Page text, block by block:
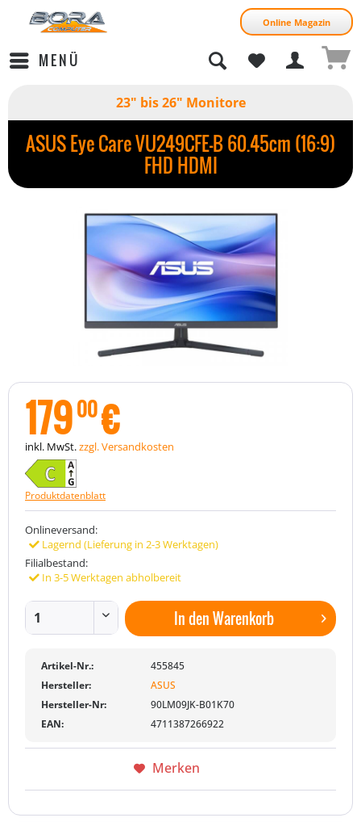
Online Magazin
MENÜ
23" bis 26" Monitore
ASUS Eye Care VU249CFE-B 60.45cm (16:9)
FHD HDMI
17900€
inkl. MwSt.zzgl. Versandkosten
Produktdatenblatt
Onlineversand:
Lagernd (Lieferung in 2-3 Werktagen)
Filialbestand:
In 3-5 Werktagen abholbereit
In denWarenkorb
Artikel-Nr.:
455845
Hersteller:
ASUS
Hersteller-Nr:
90LM09JK-B01K70
EAN:
4711387266922
Merken